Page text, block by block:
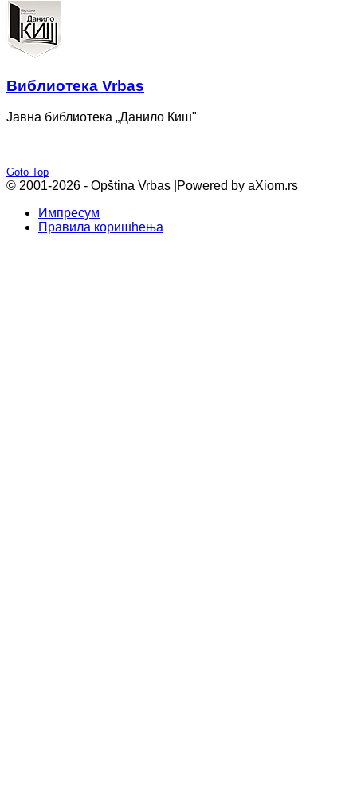
Bиблиотека Vrbas
Јавна библиотека „Данило Киш"
Goto Top
© 2001-2026 - Opština Vrbas | Powered by aXiom.rs
Импресум
Правила коришћења